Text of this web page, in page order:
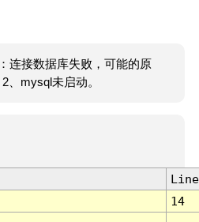
连接数据库失败，可能的原
、mysql未启动。
Line
14